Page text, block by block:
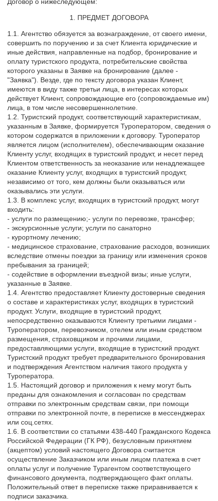
1. ПРЕДМЕТ ДОГОВОРА
1.1. Агентство обязуется за вознаграждение, от своего имени,
совершить по поручению и за счет Клиента юридические и
иные действия, направленные на подбор, бронирование и
оплату туристского продукта, потребительские свойства
которого указаны в Заявке на бронирование (далее -
"Заявка"). Везде, где по тексту договора указан Клиент,
имеются в виду также третьи лица, в интересах которых
действует Клиент, сопровождающие его (сопровождаемые им)
лица, в том числе несовершеннолетние.
1.2. Туристский продукт, соответствующий характеристикам,
указанным в Заявке, формируется Туроператором, сведения о
котором содержатся в приложении к договору. Туроператор
является лицом (исполнителем), обеспечивающим оказание
Клиенту услуг, входящих в туристский продукт, и несет перед
Клиентом ответственность за неоказание или ненадлежащее
оказание Клиенту услуг, входящих в туристский продукт,
независимо от того, кем должны были оказываться или
оказывались эти услуги.
1.3. В комплекс услуг, входящих в туристский продукт, могут
входить:
- услуги по размещению;- услуги по перевозке, трансфер;
- экскурсионные услуги; услуги по санаторно
- курортному лечению;
- медицинское страхование, страхование расходов, возникших
вследствие отмены поездки за границу или изменения сроков
пребывания за границей;
- содействие в оформлении въездной визы; иные услуги,
указанные в Заявке.
1.4. Агентство предоставляет Клиенту достоверные сведения
о составе и характеристиках услуг, входящих в туристский
продукт. Услуги, входящие в туристский продукт,
непосредственно оказываются Клиенту третьими лицами -
Туроператором, перевозчиком, отелем или иным средством
размещения, страховщиком и прочими лицами,
предоставляющими услуги, входящие в туристский продукт.
Туристский продукт требует предварительного бронирования
и подтверждения Агентством наличия такого продукта у
Туроператора.
1.5. Настоящий договор и приложения к нему могут быть
преданы для ознакомления и согласован по средствам
отправки по электронным средствам связи, при помощи
отправки по электронной почте, в переписке в мессенджерах
или соц.сетях.
1.6. В соответствии со статьями 438-440 Гражданского Кодекса
Российской Федерации (ГК РФ), безусловным принятием
(акцептом) условий настоящего Договора считается
осуществление Заказчиком или иным лицом платежа в счет
оплаты услуг и получение Турагентом соответствующего
финансового документа, подтверждающего факт оплаты.
Положительный ответ в переписке также приравнивается к
подписи заказчика.